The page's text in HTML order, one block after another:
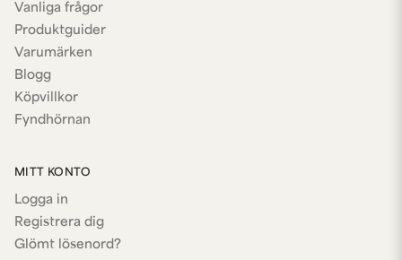
Vanliga frågor
Produktguider
Varumärken
Blogg
Köpvillkor
Fyndhörnan
MITT KONTO
Logga in
Registrera dig
Glömt lösenord?